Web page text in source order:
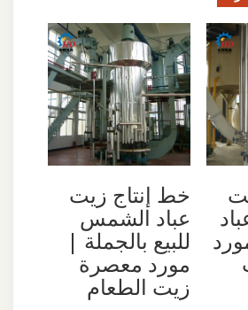
خط إنتاج زيت
عباد الشمس
للبيع بالجملة |
مورد معصرة
زيت الطعام